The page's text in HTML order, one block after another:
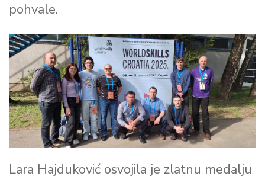
pohvale.
Lara Hajduković osvojila je zlatnu medalju